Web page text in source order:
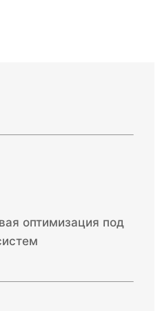
оптимизация под